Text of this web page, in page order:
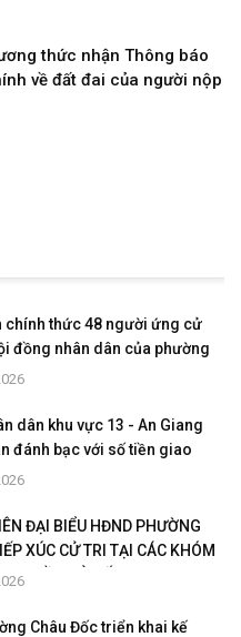
thức nhận Thông báo
về đất đai của người nộp
chính thức 48 người ứng cử
đồng nhân dân của phường
kỳ 2026 - 2031
dân khu vực 13 - An Giang
đánh bạc với số tiền giao
tỷ đồng
ĐẠI BIỂU HĐND PHƯỜNG
XÚC CỬ TRI TẠI CÁC KHÓM
VỊ BẦU CỬ SỐ 5
Châu Đốc triển khai kế